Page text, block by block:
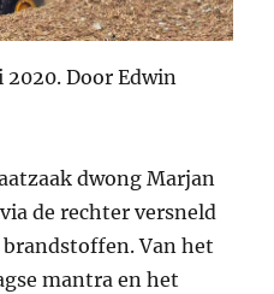
2020. Door Edwin
dwong Marjan
de rechter versneld
Van het
mantra en het